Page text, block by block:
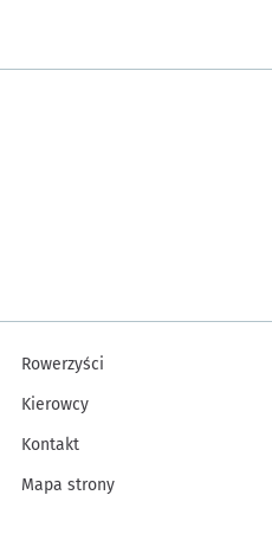
Rowerzyści
Kierowcy
Kontakt
Mapa strony